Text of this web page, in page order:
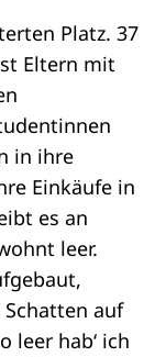
Platz. 37
Eltern mit
in ihre
Einkäufe in
es an
leer.
auf
leer hab‘ ich